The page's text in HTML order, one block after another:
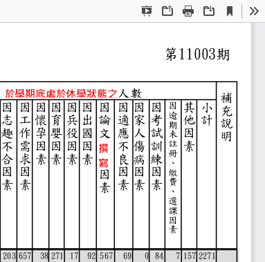
Presentation
OpenPrint Download
Current
View
第 11003
期
於學期底處於休學狀態之
人數
因
工
作
需
求
因
素
因
懷
孕
因
素
其
他
因
素
小
計
因
育
嬰
因
素
補
充
說
明
因
志
趣
不
合
因
素
因
兵
役
因
素
因
出
國
因
素
因
論
文
撰
寫
因
素
因
適
應
不
良
因
素
因
家
人
傷
病
因
素
因
考
試
訓
練
因
素
因
逾
期
未
註
冊
、
繳
費
、
選
課
因
素
2271
157
65738 271
203 17 84
0
69
567
92 7